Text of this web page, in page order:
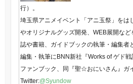
行）。
埼玉県アニメイベント「アニ玉祭」をは
やオリジナルグッズ開発、WEB展開な
誌や書籍、ガイドブックの執筆・編集者
編集・執筆にBNN新社『Works of ゲド戦
ファンブック、同『聖☆おにいさん』ガ
Twitter:@Syundow